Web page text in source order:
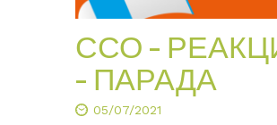
КОНТАКТ
ССО –
– ПАРАДА
05/07/2021